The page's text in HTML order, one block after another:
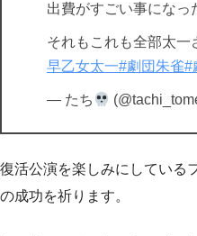
出費がすごい事にな
それもこれも全部太一
早乙女太一#劇団朱雀#
— たち
復活公演を楽しみにしている
の成功を祈ります。